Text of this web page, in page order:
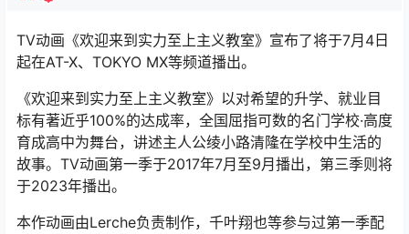
TV动画《欢迎来到实力至上主义教室》宣布了将于7月4日
起在AT-X、TOKYO MX等频道播出。
《欢迎来到实力至上主义教室》以对希望的升学、就业目
标有著近乎100%的达成率，全国屈指可数的名门学校·高度
育成高中为舞台，讲述主人公绫小路清隆在学校中生活的
故事。TV动画第一季于2017年7月至9月播出，第三季则将
于2023年播出。
本作动画由Lerche负责制作，千叶翔也等参与过第一季配